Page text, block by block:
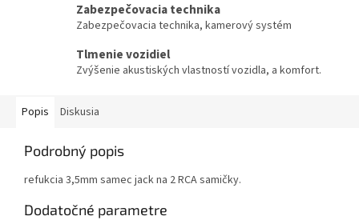
Zabezpečovacia technika
Zabezpečovacia technika, kamerový systém
Tlmenie vozidiel
Zvýšenie akustiských vlastností vozidla, a komfort.
Popis Diskusia
Podrobný popis
refukcia 3,5mm samec jack na 2 RCA samičky.
Dodatočné parametre